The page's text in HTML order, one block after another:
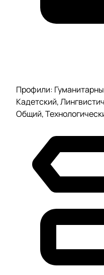
Профили:
Кадетский,
Общий,